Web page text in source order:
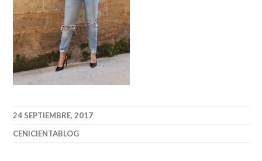
24 SEPTIEMBRE, 2017
CENICIENTABLOG